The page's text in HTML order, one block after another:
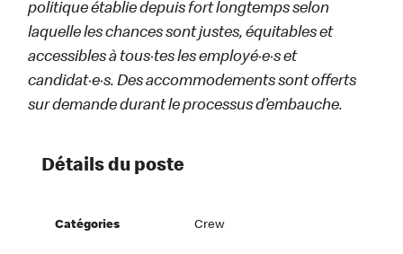
politique établie depuis fort longtemps selon
laquelle les chances sont justes, équitables et
accessibles à tous·tes les employé·e·s et
candidat·e·s. Des accommodements sont offerts
sur demande durant le processus d’embauche.
Détails du poste
Catégories Crew